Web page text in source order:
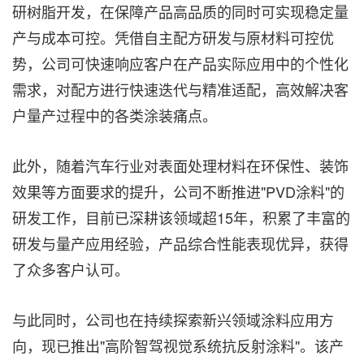
研树脂开发，在保障产品高品质的同时可实现稳定量
产与成本可控。凭借自主配方研发与原材料可控优
势，公司可快速响应客户在产品实际应用中的个性化
需求，对配方进行快速迭代与精准适配，高效解决客
户量产过程中的各类涂装痛点。
此外，随着汽车行业对表面处理材料在环保性、装饰
效果等方面要求的提升，公司不断推进"PVD涂料"的
研发工作，目前已深耕该领域超15年，积累了丰富的
研发与量产应用经验，产品综合性能表现优异，获得
了众多客户认可。
与此同时，公司也在持续探索新兴领域涂料应用方
向，现已推出"高阶智驾视觉系统抗反射涂料"。该产